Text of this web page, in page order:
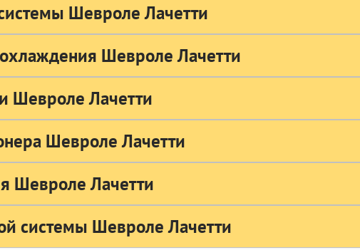
Шевроле Лачетти
Шевроле Лачетти
Шевроле Лачетти
Шевроле Лачетти
Шевроле Лачетти
системы Шевроле Лачетти